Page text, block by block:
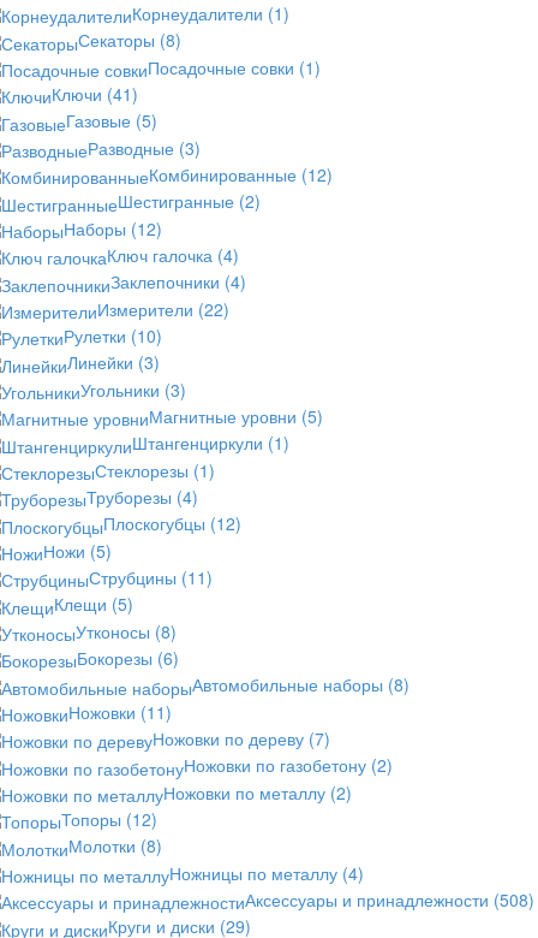
Корнеудалители (1)
Секаторы (8)
Посадочные совки (1)
Ключи (41)
Газовые (5)
Разводные (3)
Комбинированные (12)
Шестигранные (2)
Наборы (12)
Ключ галочка (4)
Заклепочники (4)
Измерители (22)
Рулетки (10)
Линейки (3)
Угольники (3)
Магнитные уровни (5)
Штангенциркули (1)
Стеклорезы (1)
Труборезы (4)
Плоскогубцы (12)
Ножи (5)
Струбцины (11)
Клещи (5)
Утконосы (8)
Бокорезы (6)
Автомобильные наборы (8)
Ножовки (11)
Ножовки по дереву (7)
Ножовки по газобетону (2)
Ножовки по металлу (2)
Топоры (12)
Молотки (8)
Ножницы по металлу (4)
Аксессуары и принадлежности (508)
Круги и диски (29)